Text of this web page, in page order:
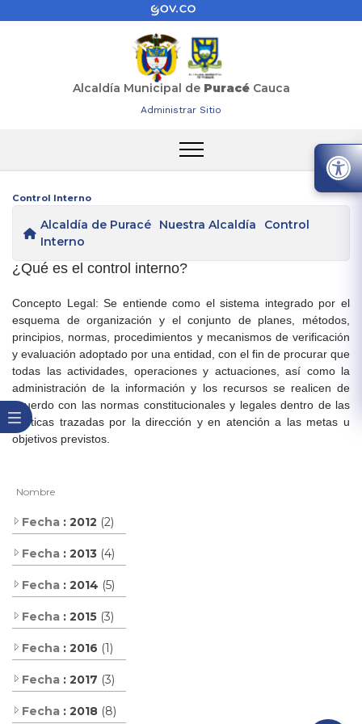
Alcaldía Municipal de Puracé Cauca
Administrar Sitio
Control Interno
Alcaldía de Puracé Nuestra Alcaldía
Control
Interno
​¿Qué es el control interno?
Concepto Legal: Se entiende como el sistema integrado por el
esquema de organización y el conjunto de planes, métodos,
principios, normas, procedimientos y mecanismos de verificación
y evaluación adoptado por una entidad, con el fin de procurar que
todas las actividades, operaciones y actuaciones, así como la
administración de la información y los recursos se realicen de
acuerdo con las normas constitucionales y legales dentro de las
políticas trazadas por la dirección y en atención a las metas u
objetivos previstos.
Nombre
Fecha : 2012 (2)
Fecha : 2013 (4)
Fecha : 2014 (5)
Fecha : 2015 (3)
Fecha : 2016 (1)
Fecha : 2017 (3)
Fecha : 2018 (8)